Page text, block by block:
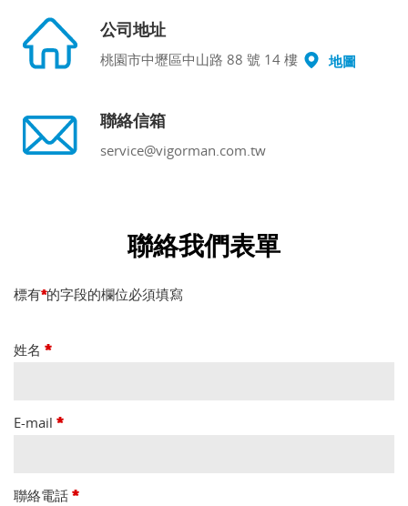
公司地址
桃園市中壢區中山路 88 號 14 樓 地圖
聯絡信箱
service@vigorman.com.tw
聯絡我們表單
標有*的字段的欄位必須填寫
姓名 *
E-mail *
聯絡電話 *